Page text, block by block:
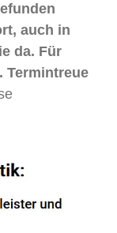
auch in
da. Für
Termintreue